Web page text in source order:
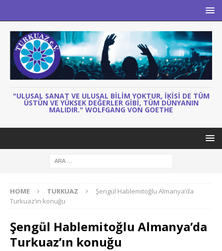
"ULUSAL SANAT VE ULUSAL BILIM YOKTUR, IKISI DE TÜM
ÜSTÜN VE YÜKSEK DEĞERLER GIBI, TÜM DÜNYANIN
MALIDIR." WOLFGANG VON GOETHE
HOME TURKUAZ
Şengül Hablemitoğlu Almanya’da
Turkuaz’ın konuğu
Şengül Hablemitoğlu Almanya’da
Turkuaz’ın konuğu